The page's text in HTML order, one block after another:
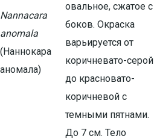
Nannacara
anomala
(Наннокара
аномала)
овальное, сжатое с
боков. Окраска
варьируется от
коричневато-серой
до красновато-
коричневой с
темными пятнами.
До 7 см. Тело